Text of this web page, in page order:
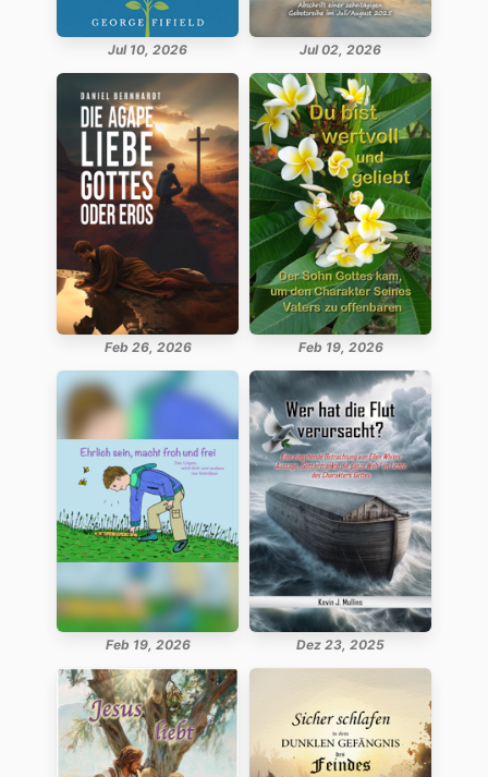
Jul 10, 2026 Jul 02, 2026
Feb 26, 2026 Feb 19, 2026
Feb 19, 2026 Dez 23, 2025